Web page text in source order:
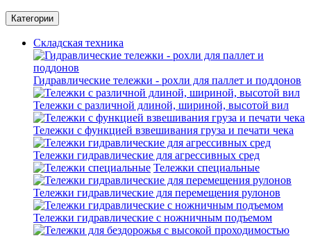
Категории
Складская техника
Гидравлические тележки - рохли для паллет и поддонов
Тележки с различной длиной, шириной, высотой вил
Тележки с функцией взвешивания груза и печати чека
Тележки гидравлические для агрессивных сред
Тележки специальные
Тележки гидравлические для перемещения рулонов
Тележки гидравлические с ножничным подъемом